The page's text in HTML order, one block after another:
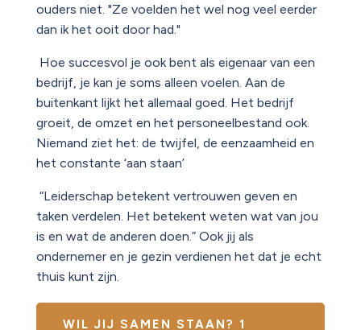
ouders niet. "Ze voelden het wel nog veel eerder
dan ik het ooit door had. "
Hoe succesvol je ook bent als eigenaar van een
bedrijf, je kan je soms alleen voelen. Aan de
buitenkant lijkt het allemaal goed. Het bedrijf
groeit, de omzet en het personeelbestand ook.
Niemand ziet het: de twijfel, de eenzaamheid en
het constante ‘aan staan’
“Leiderschap betekent vertrouwen geven en
taken verdelen. Het betekent weten wat van jou
is en wat de anderen doen.” Ook jij als
ondernemer en je gezin verdienen het dat je echt
thuis kunt zijn.
WIL JIJ SAMEN STAAN? 1